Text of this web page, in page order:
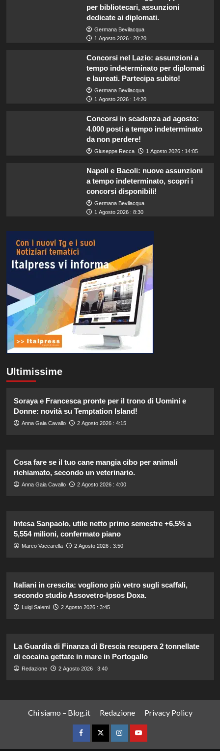
per bibliotecari, assunzioni
dedicate ai diplomati.
Germana Bevilacqua
1 Agosto 2026 : 20:20
Concorsi nel Lazio: assunzioni a
tempo indeterminato per diplomati
e laureati. Partecipa subito!
Germana Bevilacqua
1 Agosto 2026 : 14:20
Concorsi in scadenza ad agosto:
4.000 posti a tempo indeterminato
da non perdere!
Giuseppe Recca 1 Agosto 2026 : 14:05
Napoli e Bacoli: nuove assunzioni
a tempo indeterminato, scopri i
concorsi disponibili!
Germana Bevilacqua
1 Agosto 2026 : 8:30
Ultimissime
Soraya e Francesca pronte per il trono di Uomini e
Donne: novità su Temptation Island!
Anna Gaia Cavallo 2 Agosto 2026 : 4:15
Cosa fare se il tuo cane mangia cibo per animali
richiamato, secondo un veterinario.
Anna Gaia Cavallo 2 Agosto 2026 : 4:00
Intesa Sanpaolo, utile netto primo semestre +6,5% a
5,554 milioni, confermato piano
Marco Vaccarella 2 Agosto 2026 : 3:50
Italiani in crescita: vogliono più vetro sugli scaffali,
secondo studio Assovetro-Ipsos Doxa.
Luigi Salemi 2 Agosto 2026 : 3:45
La Guardia di Finanza di Brescia recupera 2 tonnellate
di cocaina gettate in mare in Portogallo
Redazione 2 Agosto 2026 : 3:40
Chi siamo – Blog.it Redazione Privacy Policy
FacebookTwitterInstagramYouTube